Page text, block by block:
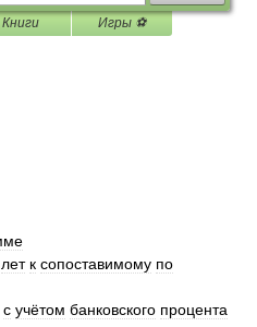
Книги Игры ⚽
лет к сопоставимому по
с учётом банковского процента